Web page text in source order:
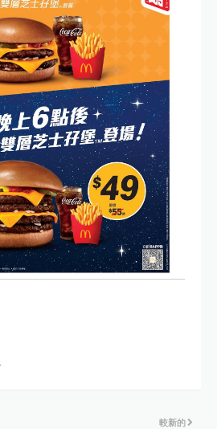
較新的